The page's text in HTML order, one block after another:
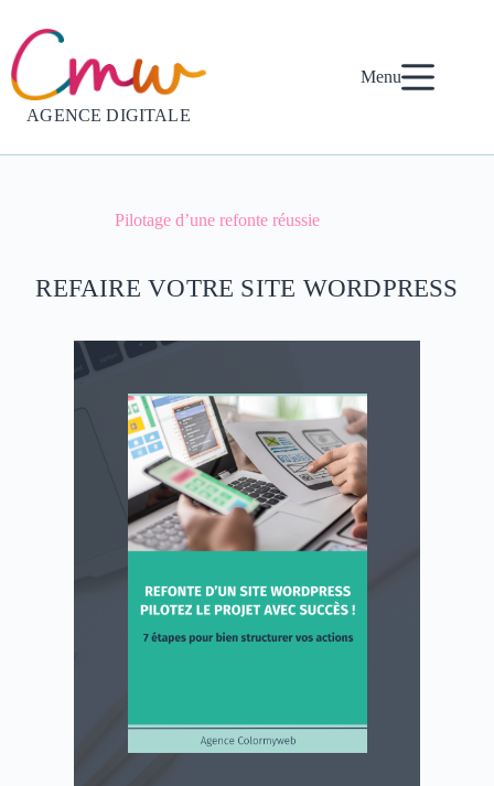
contenu
AGENCE DIGITALE
Menu
Pilotage d’une refonte réussie
REFAIRE VOTRE SITE WORDPRESS